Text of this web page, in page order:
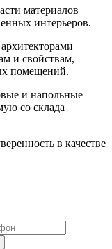
материалов
интерьеров.
и свойствам,
помещений.
и напольные
со склада
в качестве